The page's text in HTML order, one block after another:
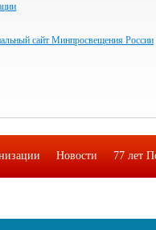
сайт Минпросвещения России
Новости 77 лет